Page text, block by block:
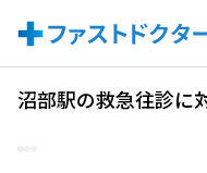
沼部駅の救急往診に